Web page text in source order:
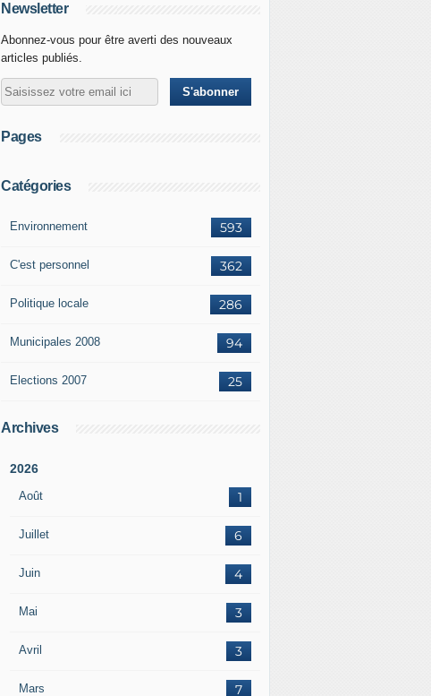
Newsletter
Abonnez-vous pour être averti des nouveaux
articles publiés.
Pages
Catégories
593
Environnement
362
C'est personnel
286
Politique locale
94
Municipales 2008
25
Elections 2007
Archives
2026
Août 1
Juillet 6
Juin 4
Mai 3
Avril 3
Mars 7